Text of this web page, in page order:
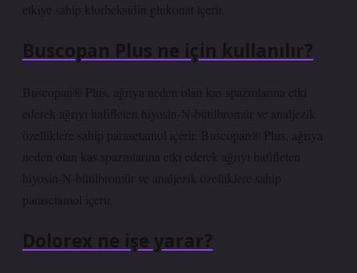
etkiye sahip klorheksidin glukonat içerir.
Buscopan Plus ne için kullanılır?
Buscopan® Plus, ağrıya neden olan kas spazmlarına etki
ederek ağrıyı hafifleten hiyosin-N-bütilbromür ve analjezik
özelliklere sahip parasetamol içerir. Buscopan® Plus, ağrıya
neden olan kas spazmlarına etki ederek ağrıyı hafifleten
hiyosin-N-bütilbromür ve analjezik özelliklere sahip
parasetamol içerir.
Dolorex ne işe yarar?